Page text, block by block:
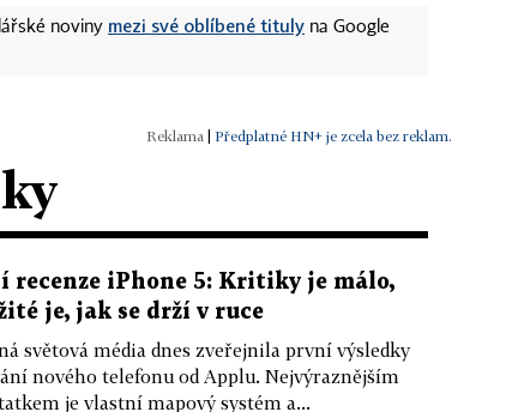
noviny mezi své oblíbené tituly na Google
| Předplatné HN+ je zcela bez reklam.
recenze iPhone 5: Kritiky je málo,
je, jak se drží v ruce
světová média dnes zveřejnila první výsledky
nového telefonu od Applu. Nejvýraznějším
je vlastní mapový systém a...